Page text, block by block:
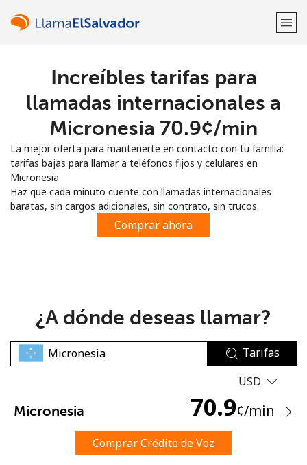
¡Bienvenido!
Regístrate con
o
No se ha creado una contraseña
Mínimo 8 caracteres
Una letra mayúscula y una minúscula
Increíbles tarifas para
llamadas internacionales a
Micronesia ⁦70.9¢⁩/min
La mejor oferta para mantenerte en contacto con tu familia:
tarifas bajas para llamar a teléfonos fijos y celulares en
Micronesia
Haz que cada minuto cuente con llamadas internacionales
baratas, sin cargos adicionales, sin contrato, sin trucos.
Comprar ahora
¿A dónde deseas llamar?
Tarifas
USD
Micronesia 70.9¢/min
Comprar Crédito de Voz